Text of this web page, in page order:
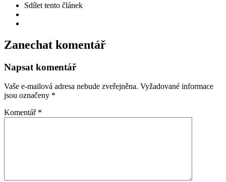
Sdílet tento článek
Zanechat komentář
Napsat komentář
Vaše e-mailová adresa nebude zveřejněna. Vyžadované informace
jsou označeny *
Komentář *